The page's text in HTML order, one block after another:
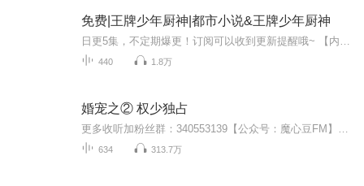
免费|王牌少年厨神|都市小说&王牌少年厨神
440 1.8万
婚宠之② 权少独占
634 313.7万